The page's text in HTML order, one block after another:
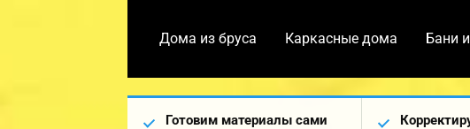
Дома из бруса Каркасные дома Бани
Готовим материалы сами